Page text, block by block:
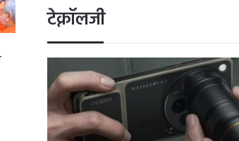
टेक्नॉलजी